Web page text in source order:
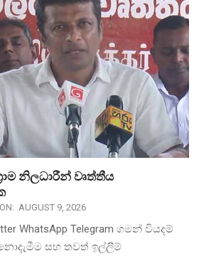
නිලධාරීන් වෘත්තීය
ON: AUGUST 9, 2026
WhatsApp Telegram ගමන් වියදම්
සහ තවත් ඉල්ලීම්